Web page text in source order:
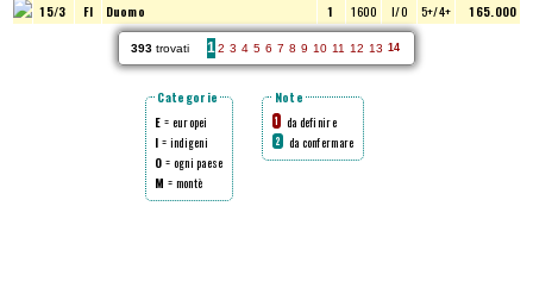
15/3
FI Duomo 1 1600 I/O 5+/4+ 165.000
393 trovati 12 3 4 5 6 7 8 9 10 11 12 13 14
Categorie
E = europei
I = indigeni
O = ogni paese
M = montè
Note
1 da definire
2 da confermare